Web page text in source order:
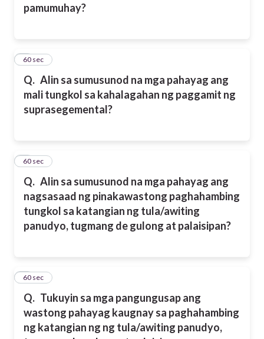
pamumuhay?
Q. Alin sa sumusunod na mga pahayag ang
mali tungkol sa kahalagahan ng paggamit ng
suprasegemental?
260 sec
Q. Alin sa sumusunod na mga pahayag ang
nagsasaad ng pinakawastong paghahambing
tungkol sa katangian ng tula/awiting
panudyo, tugmang de gulong at palaisipan?
360 sec
Q. Tukuyin sa mga pangungusap ang
wastong pahayag kaugnay sa paghahambing
ng katangian ng ng tula/awiting panudyo,
460 sec